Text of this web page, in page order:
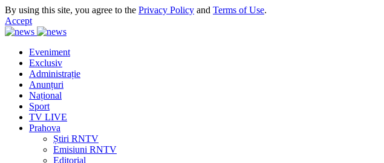
By using this site, you agree to the Privacy Policy and Terms of Use.
Accept
Eveniment
Exclusiv
Administrație
Anunțuri
Național
Sport
TV LIVE
Prahova
Știri RNTV
Emisiuni RNTV
Editorial